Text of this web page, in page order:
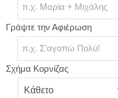
Γράψτε την Αφιέρωση
Σχήμα Κορνίζας